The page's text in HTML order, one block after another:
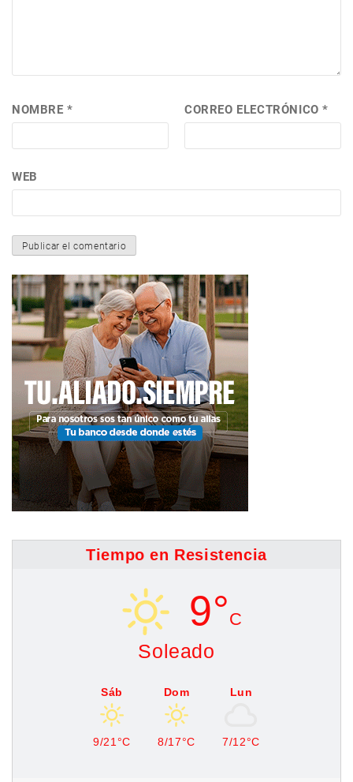
NOMBRE* CORREO ELECTRÓNICO*
WEB
Tiempo en Resistencia
9°C
Soleado
Sáb
9/21°C
Dom
8/17°C
Lun
7/12°C